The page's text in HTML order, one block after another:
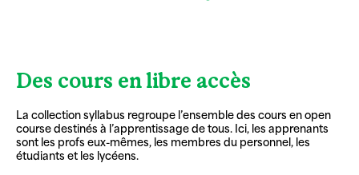
Des cours en libre accès
La collection syllabus regroupe l’ensemble des cours en open
course destinés à l’apprentissage de tous. Ici, les apprenants
sont les profs eux-mêmes, les membres du personnel, les
étudiants et les lycéens.